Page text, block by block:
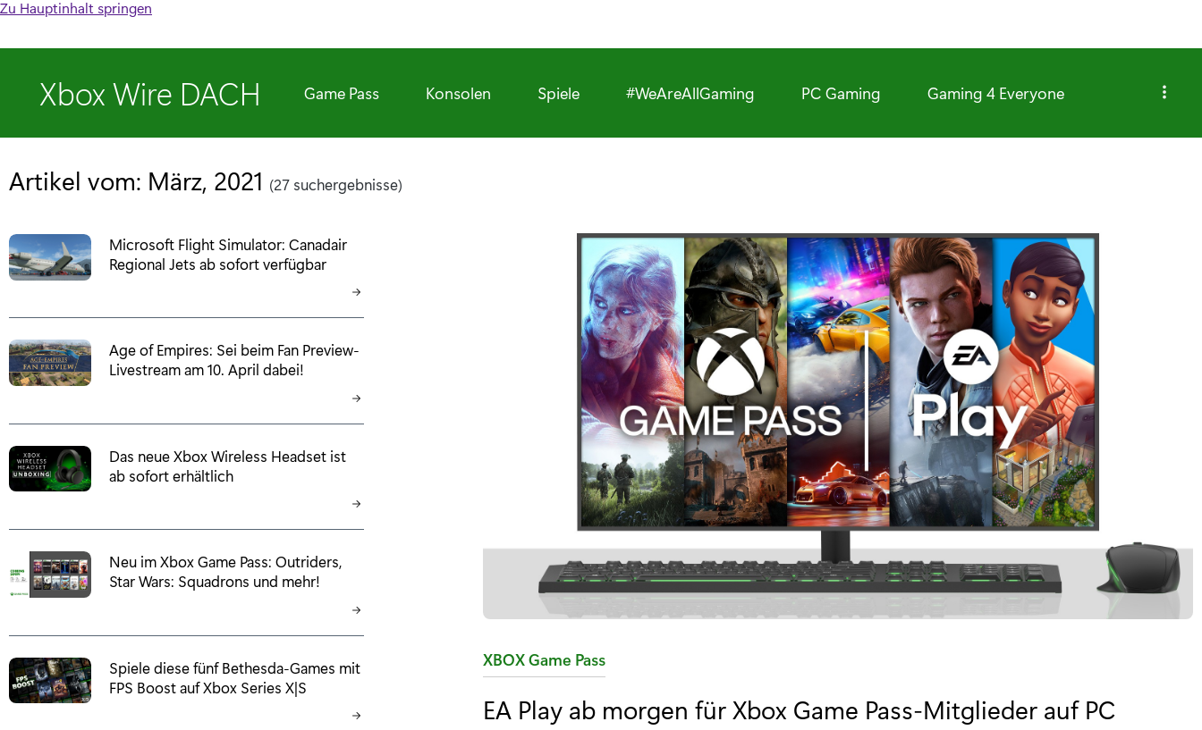
Zu Hauptinhalt springen
Xbox Wire DACH Game Pass Konsolen Spiele #WeAreAllGaming PC Gaming Gaming 4 Everyone
Artikel vom: März, 2021 (27 suchergebnisse)
K
t
XBOX Game Pass
EA Play ab morgen für Xbox Game Pass-Mitglieder auf PC
Microsoft Flight Simulator: Canadair
Regional Jets ab sofort verfügbar
Age of Empires: Sei beim Fan Preview-
Livestream am 10. April dabei!
Das neue Xbox Wireless Headset ist
ab sofort erhältlich
Neu im Xbox Game Pass: Outriders,
Star Wars: Squadrons und mehr!
Spiele diese fünf Bethesda-Games mit
FPS Boost auf Xbox Series X|S